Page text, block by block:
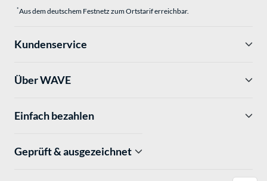
*Aus dem deutschem Festnetz zum Ortstarif erreichbar.
Kundenservice
Über WAVE
Einfach bezahlen
Geprüft & ausgezeichnet